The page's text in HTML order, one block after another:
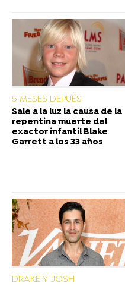
5 MESES DEPUÉS
Sale a la luz la causa de la
repentina muerte del
exactor infantil Blake
Garrett a los 33 años
DRAKE Y JOSH